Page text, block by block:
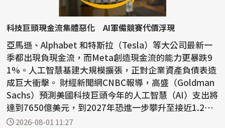
科技巨頭現金流集體惡化 AI軍備競賽代價浮現
亞馬遜、Alphabet 和特斯拉（Tesla）等大公司最新一
季都出現負現金流，而Meta創造現金流的能力更暴跌9
1%。人工智慧基建大規模擴張，正對企業資產負債表造
成巨大衝擊。 財經新聞網CNBC報導，高盛（Goldman
Sachs）預測美國科技巨頭今年的人工智慧（AI）支出將
達到7650億美元，到2027年恐進一步攀升至接近1.2兆
美元。...
2026-08-01 11:27